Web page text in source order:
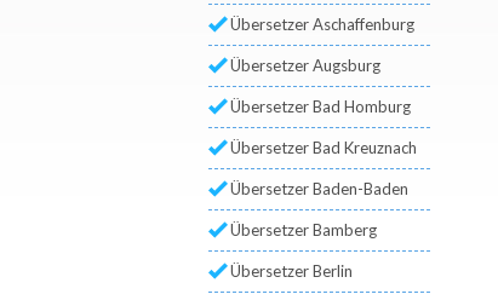
Übersetzer Aschaffenburg
Übersetzer Augsburg
Übersetzer Bad Homburg
Übersetzer Bad Kreuznach
Übersetzer Baden-Baden
Übersetzer Bamberg
Übersetzer Berlin